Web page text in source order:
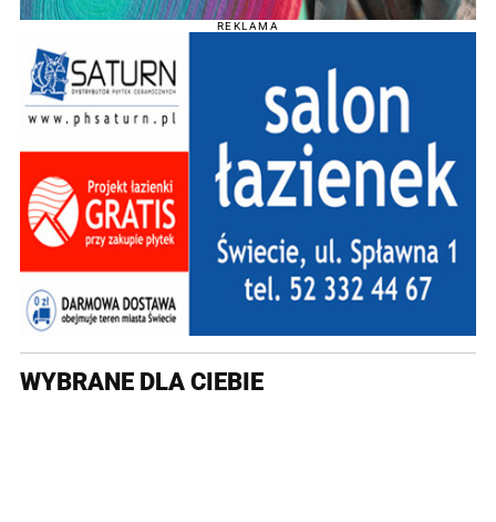
REKLAMA
WYBRANE DLA CIEBIE